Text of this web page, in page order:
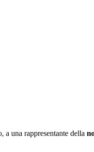
a una rappresentante della